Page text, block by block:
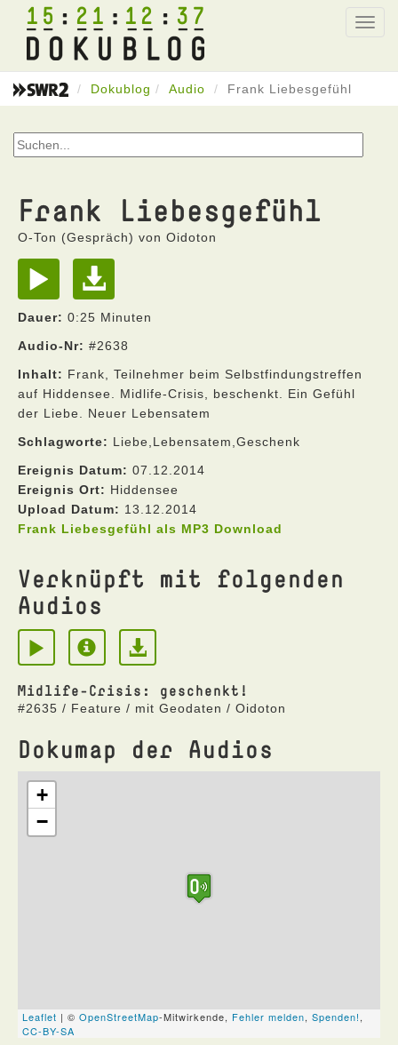
15 21 12 37
Dokublog Audio Frank Liebesgefühl
Frank Liebesgefühl
O-Ton (Gespräch) von Oidoton
Dauer: 0:25 Minuten
Audio-Nr: #2638
Inhalt: Frank, Teilnehmer beim Selbstfindungstreffen
auf Hiddensee. Midlife-Crisis, beschenkt. Ein Gefühl
der Liebe. Neuer Lebensatem
Schlagworte: Liebe,Lebensatem,Geschenk
Ereignis Datum: 07.12.2014
Ereignis Ort: Hiddensee
Upload Datum: 13.12.2014
Frank Liebesgefühl als MP3 Download
Verknüpft mit folgenden
Audios
Midlife-Crisis: geschenkt!
#2635 / Feature / mit Geodaten / Oidoton
Dokumap der Audios